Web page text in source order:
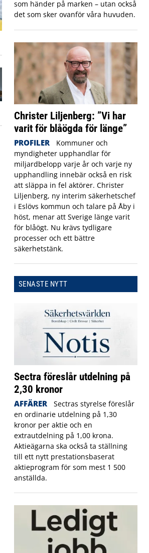
som händer på marken – utan också
det som sker ovanför våra huvuden.
Christer Liljenberg: ”Vi har
varit för blåögda för länge”
PROFILER
Kommuner och
myndigheter upphandlar för
miljardbelopp varje år och varje ny
upphandling innebär också en risk
att släppa in fel aktörer. Christer
Liljenberg, ny interim säkerhetschef
i Eslövs kommun och talare på Åby i
höst, menar att Sverige länge varit
för blåögt. Nu krävs tydligare
processer och ett bättre
säkerhetstänk.
SENASTE NYTT
Sectra föreslår utdelning på
2,30 kronor
AFFÄRER
Sectras styrelse föreslår
en ordinarie utdelning på 1,30
kronor per aktie och en
extrautdelning på 1,00 krona.
Aktieägarna ska också ta ställning
till ett nytt prestationsbaserat
aktieprogram för som mest 1 500
anställda.